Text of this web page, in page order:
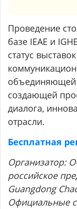
Проведение
базе IEAE и
статус
объединяющей
создающей
диалога,
отрасли.
Бесплатная
российское
Guangdong
Официальные